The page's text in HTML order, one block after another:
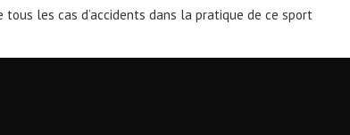
les cas d’accidents dans la pratique de ce sport